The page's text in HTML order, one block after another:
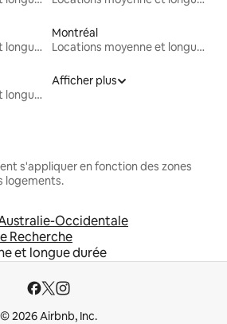
Locations moyenne et longue durée
Montréal
Locations moyenne et longue durée
Locations moyenne et longue durée
Afficher plus
s'appliquer en fonction des zones
logements.
Occidentale
Recherche
et longue durée
© 2026 Airbnb, Inc.